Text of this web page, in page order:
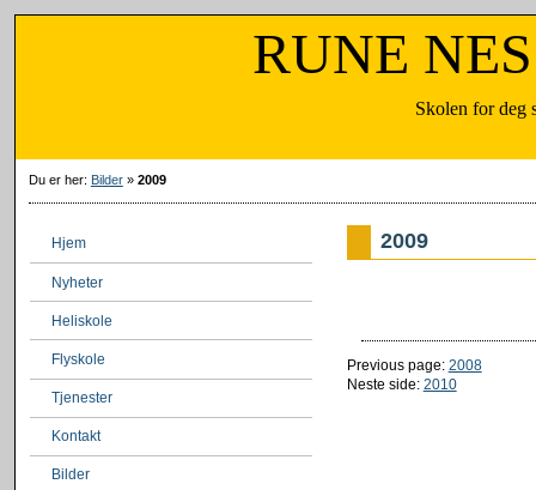
RUNE
Skolen for deg som vil
Du er her: Bilder» 2009
Hjem
Nyheter
Heliskole
Flyskole
Tjenester
Kontakt
Bilder
2009
Previous page: 2008
Neste side: 2010